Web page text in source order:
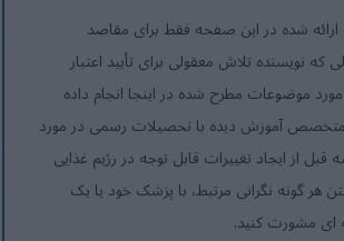
ارائه شده در این صفحه فقط برای مقاصد
که نویسنده تلاش معقولی برای تأیید اعتبار
موضوعات مطرح شده در اینجا انجام داده
متخصص آموزش دیده با تحصیلات رسمی در مورد
از ایجاد تغییرات قابل توجه در رژیم غذایی
هر گونه نگرانی مرتبط، با پزشک خود یا یک
مشورت کنید.